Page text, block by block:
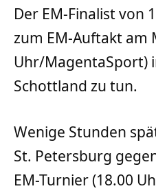
Der EM-Finalist von
zum EM-Auftakt am
Uhr/MagentaSport)
Schottland zu tun.
Wenige Stunden
St. Petersburg
EM-Turnier (18.00